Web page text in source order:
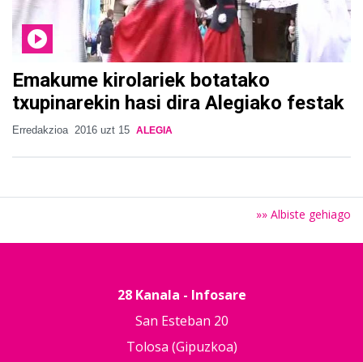
Emakume kirolariek botatako
txupinarekin hasi dira Alegiako festak
Erredakzioa 2016 uzt 15 ALEGIA
»» Albiste gehiago
28 Kanala - Infosare
San Esteban 20
Tolosa (Gipuzkoa)